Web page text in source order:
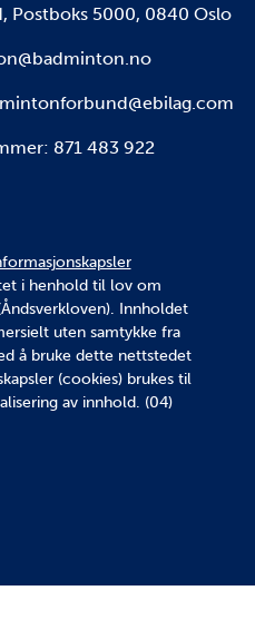
Postboks 5000, 0840 Oslo
871 483 922
i henhold til lov om
Innholdet
uten samtykke fra
å bruke dette nettstedet
(cookies) brukes til
av innhold. (04)